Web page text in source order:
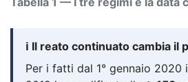
ℹ️ Il reato continuato cambia il
Per i fatti dal 1° gennaio